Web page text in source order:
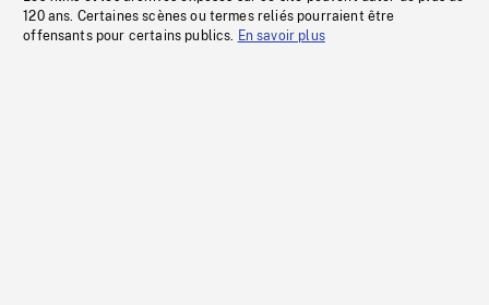
120 ans. Certaines scènes ou termes reliés pourraient être
offensants pour certains publics. En savoir plus